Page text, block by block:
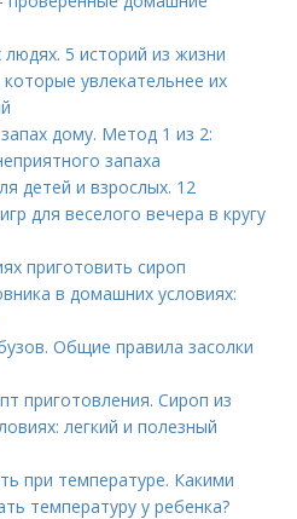
5 историй из жизни
увлекательнее их
дому. Метод 1 из 2:
запаха
детей и взрослых. 12
для веселого вечера в кругу
приготовить сироп
в домашних условиях:
Общие правила засолки
приготовления. Сироп из
легкий и полезный
при температуре. Какими
температуру у ребенка?